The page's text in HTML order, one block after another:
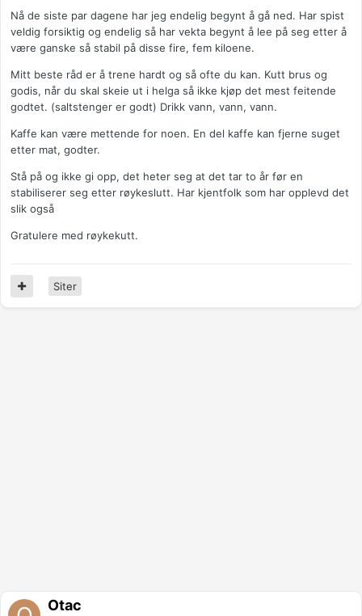
Nå de siste par dagene har jeg endelig begynt å gå ned. Har spist
veldig forsiktig og endelig så har vekta begynt å lee på seg etter å
være ganske så stabil på disse fire, fem kiloene.
Mitt beste råd er å trene hardt og så ofte du kan. Kutt brus og
godis, når du skal skeie ut i helga så ikke kjøp det mest feitende
godtet. (saltstenger er godt) Drikk vann, vann, vann.
Kaffe kan være mettende for noen. En del kaffe kan fjerne suget
etter mat, godter.
Stå på og ikke gi opp, det heter seg at det tar to år før en
stabiliserer seg etter røykeslutt. Har kjentfolk som har opplevd det
slik også
Gratulere med røykekutt.
Siter
Otac